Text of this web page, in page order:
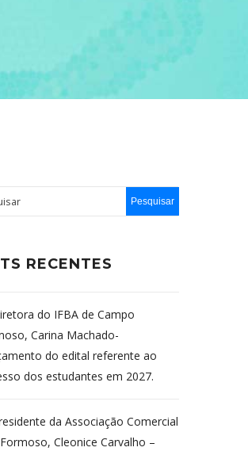
RECENTES
do IFBA de Campo
Carina Machado-
do edital referente ao
dos estudantes em 2027.
da Associação Comercial
Cleonice Carvalho –